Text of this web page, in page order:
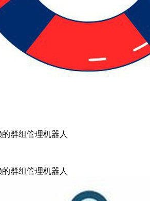
群组管理机器人
群组管理机器人